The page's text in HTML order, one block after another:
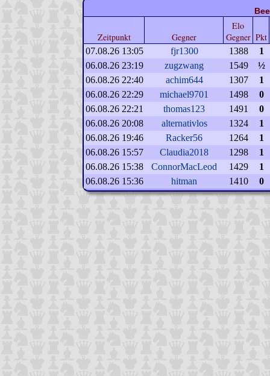
Zeitpunkt Gegner
Elo
Gegner Pkt
07.08.26 13:05 fjr1300 1388
1
06.08.26 23:19
zugzwang 1549
½
06.08.26 22:40
achim644 1307
1
06.08.26 22:29
michael9701 1498
0
06.08.26 22:21
thomas123 1491
0
06.08.26 20:08
alternativlos 1324
1
06.08.26 19:46
Racker56 1264
1
06.08.26 15:57
Claudia2018 1298
1
06.08.26 15:38
ConnorMacLeod 1429
1
06.08.26 15:36
hitman 1410 0